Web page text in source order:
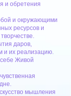
и обретения
и окружающими
ресурсов и
даров,
и их реализацию.
Живой
мышления